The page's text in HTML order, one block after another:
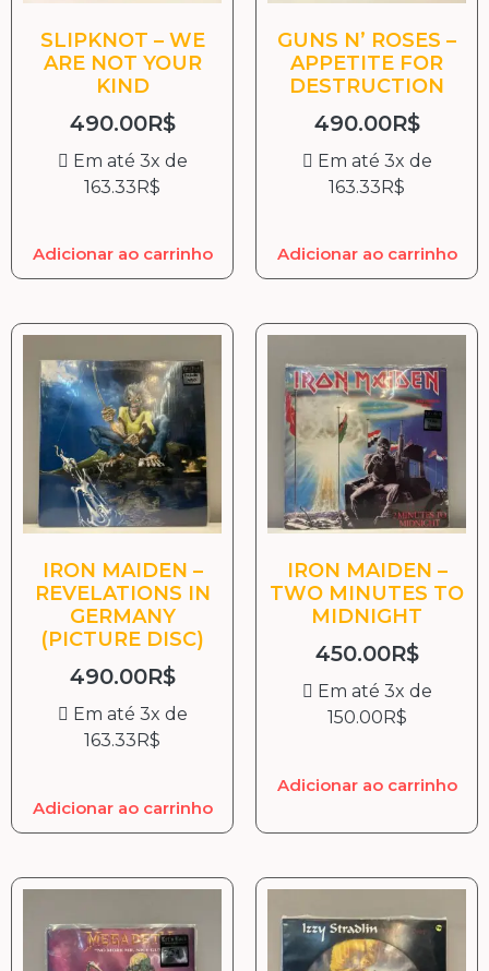
SLIPKNOT – WE
ARE NOT YOUR
KIND
490.00R$
Em até 3x de
163.33R$
Adicionar ao carrinho
GUNS N’ ROSES –
APPETITE FOR
DESTRUCTION
490.00R$
Em até 3x de
163.33R$
Adicionar ao carrinho
IRON MAIDEN –
REVELATIONS IN
GERMANY
(PICTURE DISC)
490.00R$
Em até 3x de
163.33 R$
Adicionar ao carrinho
IRON MAIDEN –
TWO MINUTES TO
MIDNIGHT
450.00R$
Em até 3x de
150.00 R$
Adicionar ao carrinho